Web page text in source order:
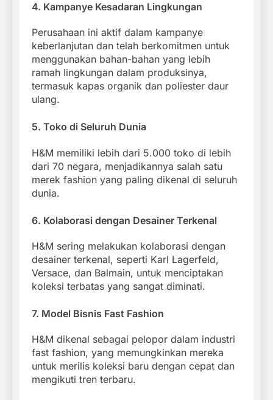
4. Kampanye Kesadaran Lingkungan
Perusahaan ini aktif dalam kampanye
keberlanjutan dan telah berkomitmen untuk
menggunakan bahan-bahan yang lebih
ramah lingkungan dalam produksinya,
termasuk kapas organik dan poliester daur
ulang.
5. Toko di Seluruh Dunia
H&M memiliki lebih dari 5.000 toko di lebih
dari 70 negara, menjadikannya salah satu
merek fashion yang paling dikenal di seluruh
dunia.
6. Kolaborasi dengan Desainer Terkenal
H&M sering melakukan kolaborasi dengan
desainer terkenal, seperti Karl Lagerfeld,
Versace, dan Balmain, untuk menciptakan
koleksi terbatas yang sangat diminati.
7. Model Bisnis Fast Fashion
H&M dikenal sebagai pelopor dalam industri
fast fashion, yang memungkinkan mereka
untuk merilis koleksi baru dengan cepat dan
mengikuti tren terbaru.